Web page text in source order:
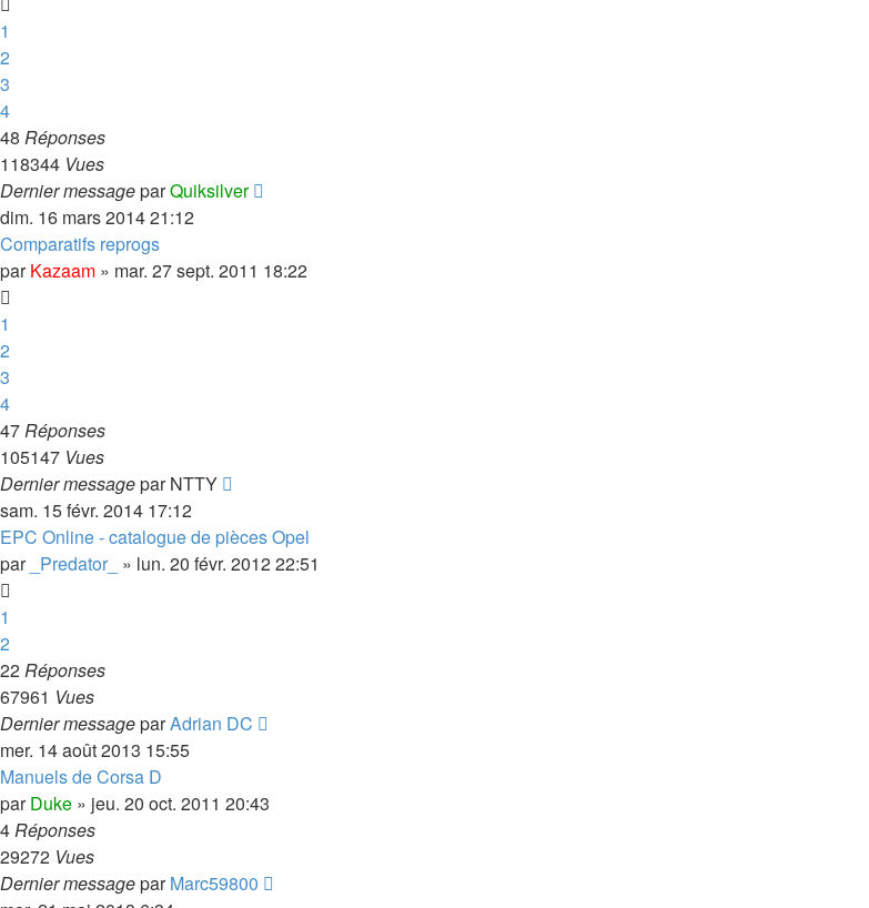
1
2
3
4
48 Réponses
118344 Vues
Dernier messageparQuiksilver
dim. 16 mars 2014 21:12
Comparatifs reprogs
parKazaam » mar. 27 sept. 2011 18:22
1
2
3
4
47Réponses
105147 Vues
Dernier messageparNTTY
sam. 15 févr. 2014 17:12
EPC Online - catalogue de pièces Opel
par _Predator_ » lun. 20 févr. 2012 22:51
1
2
22Réponses
67961 Vues
Dernier messageparAdrian DC
mer. 14 août 2013 15:55
Manuels de Corsa D
parDuke » jeu. 20 oct. 2011 20:43
4Réponses
29272 Vues
Dernier messageparMarc59800